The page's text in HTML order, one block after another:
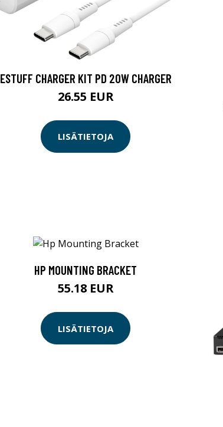
ESTUFF CHARGER KIT PD 20W CHARGER
26.55 EUR
LISÄTIETOJA
HP MOUNTING BRACKET
55.18 EUR
LISÄTIETOJA